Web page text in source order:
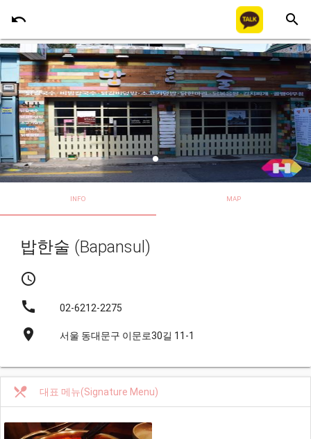
undo search
INFO MAP
밥한술 (Bapansul)
schedule
call
02-6212-2275
place 서울 동대문구 이문로30길 11-1
restaurant_menu 대표 메뉴(Signature Menu)